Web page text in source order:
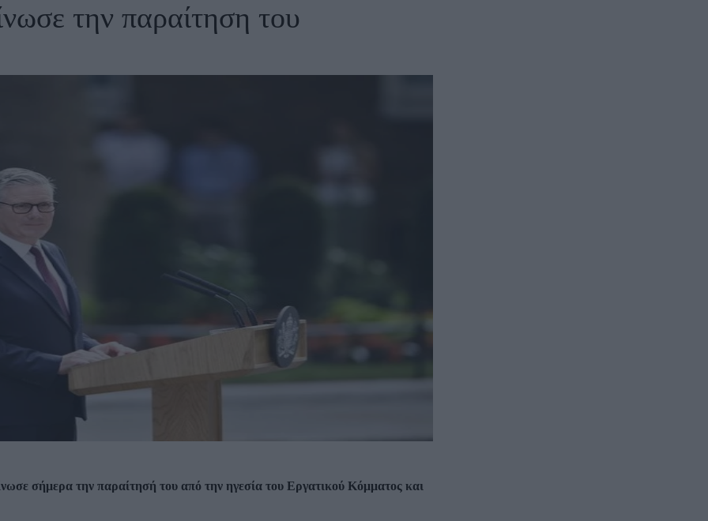
την παραίτηση του
σήμερα την παραίτησή του από την ηγεσία του Εργατικού Κόμματος και